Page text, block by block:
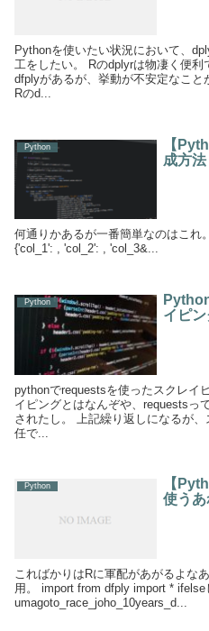
Pythonを使いたい状況において、
工をしたい。 Rのdplyrは物凄く便
dfplyがあるが、挙動が不安定なこと
Rのd...
Python
【
成方法
何通りかあるが一番簡単なのはこれ
{'col_1': , 'col_2': , 'col_3&...
Python
イピ
pythonでrequestsを使ったスクレイ
イピングとはなんぞや、requestsっ
されたし。 上記繰り返しになるが
任で...
Python
【
使う
こればかりはRに軍配があがるよな
用。 import from dfply import * ifelse
umagoto_race_joho_10years_d...